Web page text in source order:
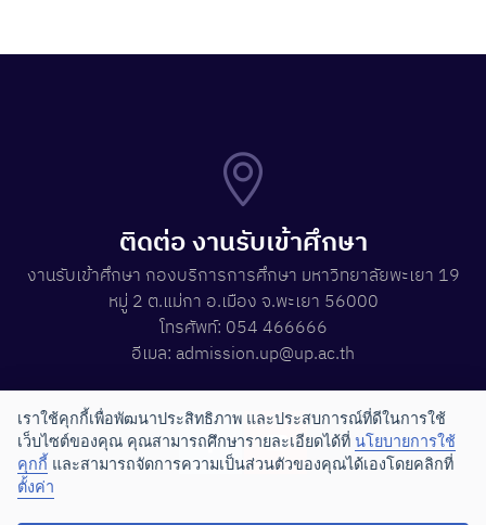
ติดต่อ งานรับเข้าศึกษา
งานรับเข้าศึกษา กองบริการการศึกษา มหาวิทยาลัยพะเยา 19
หมู่ 2 ต.แม่กา อ.เมือง จ.พะเยา 56000
โทรศัพท์: 054 466666
อีเมล: admission.up@up.ac.th
เราใช้คุกกี้เพื่อพัฒนาประสิทธิภาพ และประสบการณ์ที่ดีในการใช้
เว็บไซต์ของคุณ คุณสามารถศึกษารายละเอียดได้ที่ นโยบายการใช้
คุกกี้ และสามารถจัดการความเป็นส่วนตัวของคุณได้เองโดยคลิกที่
ตั้งค่า